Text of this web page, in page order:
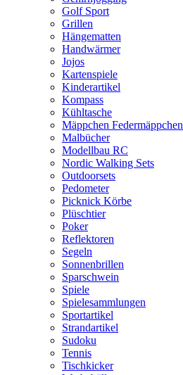
Golf Sport
Grillen
Hängematten
Handwärmer
Jojos
Kartenspiele
Kinderartikel
Kompass
Kühltasche
Mäppchen Federmäppchen
Malbücher
Modellbau RC
Nordic Walking Sets
Outdoorsets
Pedometer
Picknick Körbe
Plüschtier
Poker
Reflektoren
Segeln
Sonnenbrillen
Sparschwein
Spiele
Spielesammlungen
Sportartikel
Strandartikel
Sudoku
Tennis
Tischkicker